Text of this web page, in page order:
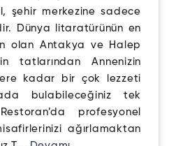
şehir merkezine sadece
Dünya litaratürünün en
olan Antakya ve Halep
tatlarından Annenizin
kadar bir çok lezzeti
bulabileceğiniz tek
profesyonel
ağırlamaktan